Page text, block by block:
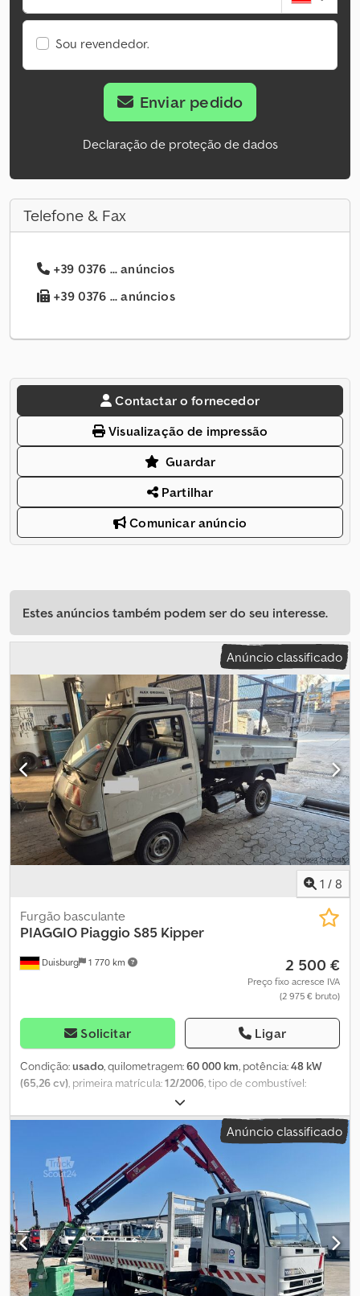
Sou revendedor.
Enviar pedido
Declaração de proteção de dados
Telefone & Fax
+39 0376 ... anúncios
+39 0376 ... anúncios
Contactar o fornecedor
Visualização de impressão
Guardar
Partilhar
Comunicar anúncio
Estes anúncios também podem ser do seu interesse.
Anúncio classificado
1 / 8
Duisburg 1 770 km
Furgão basculante
PIAGGIO Piaggio S85 Kipper
2 500 €
Preço fixo acresce IVA
(2 975 € bruto)
Solicitar Ligar
Condição:usado, quilometragem:60 000 km, potência:48 kW
(65,26 cv) , primeira matrícula:12/2006 , tipo de combustível:
, tipo de engrenagem:
1º proprietário, proveniente de entidade municipal Cjdjynqhmspfx
Aqtsrf * para mais informações, preferencialmente por telefone
Anúncio classificado